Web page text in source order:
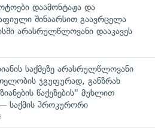
დაამონტაჟა და
შინაარსით გაავრცელა
არასრულწლოვანი დააკავეს
საქმეზე არასრულწლოვანი
ჯგუფურად, განზრახ
წაქეზების" მუხლით
საქმის პროკურორი